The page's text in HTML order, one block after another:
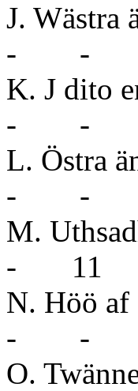
J.
- -
K. J
- -
L.
- -
M.
- 11
N.
- -
O.